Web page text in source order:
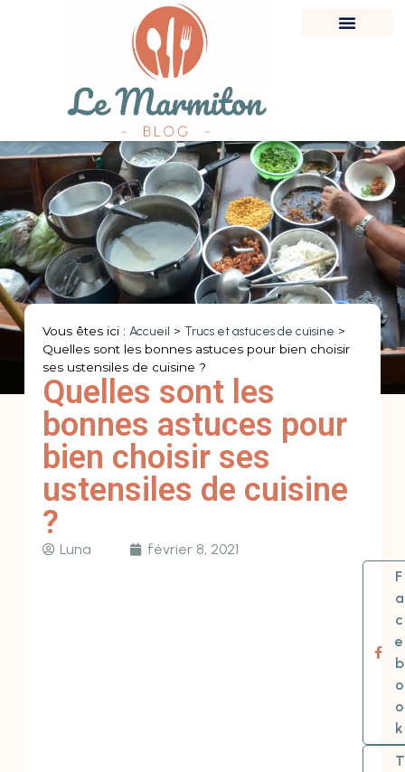
Vous êtes ici : Accueil > Trucs et astuces de cuisine >
Quelles sont les bonnes astuces pour bien choisir
ses ustensiles de cuisine ?
Quelles sont les
bonnes astuces pour
bien choisir ses
ustensiles de cuisine
?
Luna février 8, 2021
F
a
c
e
b
o
o
k
T